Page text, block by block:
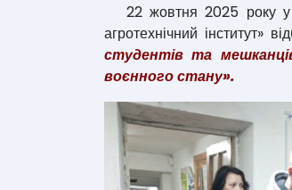
22 жовтня 2025 року у
агротехнічний інститут»
студентів та
воєнного стану».